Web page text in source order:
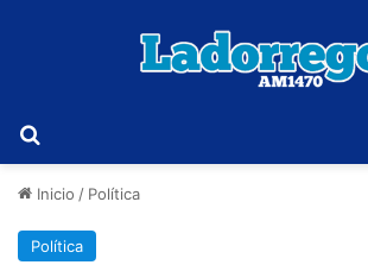
Inicio / Política
Política